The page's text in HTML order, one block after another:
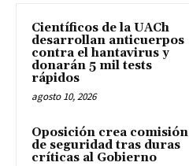
Científicos de la UACh
desarrollan anticuerpos
contra el hantavirus y
donarán 5 mil tests
rápidos
agosto 10, 2026
Oposición crea comisión
de seguridad tras duras
críticas al Gobierno